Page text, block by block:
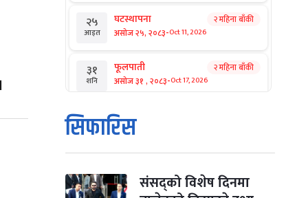
२५
आइत
घटस्थापना
असोज २५, २०८३-Oct 11, 2026
२ महिना बाँकी
३१
शनि
फूलपाती
असोज ३१ , २०८३-Oct 17, 2026
२ महिना बाँकी
१
आइत
कार्तिक सङ्क्रान्ति
कार्तिक १, २०८३
मंगल कार्तिक ३, २०८३-Oct 20, 2026
सिफारिस
संसद्को विशेष दिनमा